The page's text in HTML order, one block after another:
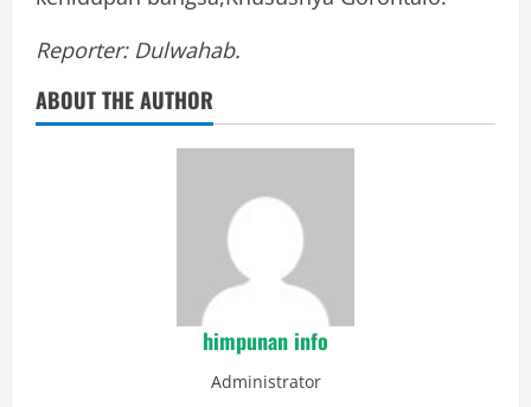
Reporter: Dulwahab.
ABOUT THE AUTHOR
himpunan info
Administrator